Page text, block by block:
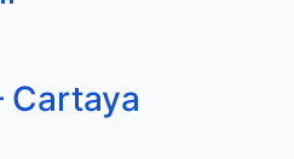
Cartaya